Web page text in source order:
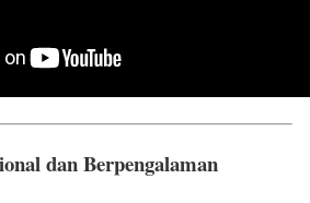
dan Berpengalaman